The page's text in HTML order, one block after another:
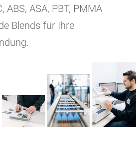
ABS, ASA, PBT, PMMA
Blends für Ihre